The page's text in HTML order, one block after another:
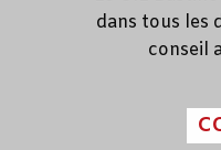
dans tous les
conseil